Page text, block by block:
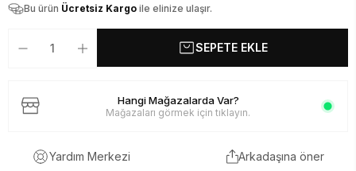
Bu ürün Ücretsiz Kargo ile elinize ulaşır.
SEPETE EKLE
Hangi Mağazalarda Var?
Mağazaları görmek için tıklayın.
Yardım Merkezi Arkadaşına öner